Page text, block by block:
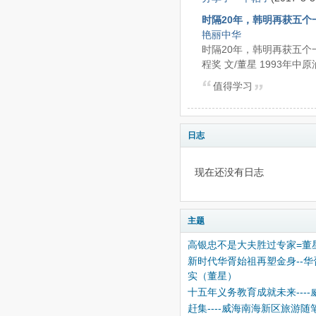
时隔20年，韩明再获五
艳丽中华
时隔20年，韩明再获五
程奖 文/董星 1993年中原
值得学习
日志
现在还没有日志
主题
高银忠不是大夫胜过专家=董
新时代华胥始祖再塑金身--
实（董星）
十五年义务教育成就未来----
赶集----威海南海新区旅游随